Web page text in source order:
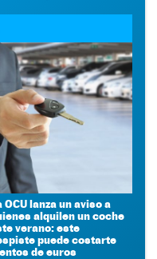
OCU lanza un aviso a
alquilen un coche
verano: este
puede costarte
de euros